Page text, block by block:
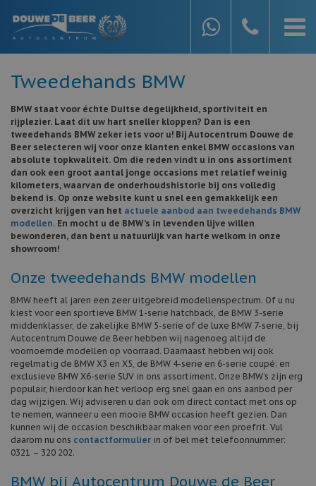
Tweedehands BMW
BMW staat voor échte Duitse degelijkheid, sportiviteit en
rijplezier. Laat dit uw hart sneller kloppen? Dan is een
tweedehands BMW zeker iets voor u! Bij Autocentrum Douwe de
Beer selecteren wij voor onze klanten enkel BMW occasions van
absolute topkwaliteit. Om die reden vindt u in ons assortiment
dan ook een groot aantal jonge occasions met relatief weinig
kilometers, waarvan de onderhoudshistorie bij ons volledig
bekend is. Op onze website kunt u snel een gemakkelijk een
overzicht krijgen van het actuele aanbod aan tweedehands BMW
modellen. En mocht u de BMW’s in levenden lijve willen
bewonderen, dan bent u natuurlijk van harte welkom in onze
showroom!
Onze tweedehands BMW modellen
BMW heeft al jaren een zeer uitgebreid modellenspectrum. Of u nu
kiest voor een sportieve BMW 1-serie hatchback, de BMW 3-serie
middenklasser, de zakelijke BMW 5-serie of de luxe BMW 7-serie, bij
Autocentrum Douwe de Beer hebben wij nagenoeg altijd de
voornoemde modellen op voorraad. Daarnaast hebben wij ook
regelmatig de BMW X3 en X5, de BMW 4-serie en 6-serie coupé; en
exclusieve BMW X6-serie SUV in ons assortiment. Onze BMW’s zijn erg
populair, hierdoor kan het verloop erg snel gaan en ons aanbod per
dag wijzigen. Wij adviseren u dan ook om direct contact met ons op
te nemen, wanneer u een mooie BMW occasion heeft gezien. Dan
kunnen wij de occasion beschikbaar maken voor een proefrit. Vul
daarom nu ons contactformulier in of bel met telefoonnummer:
0321 – 320 202.
BMW bij Autocentrum Douwe de Beer